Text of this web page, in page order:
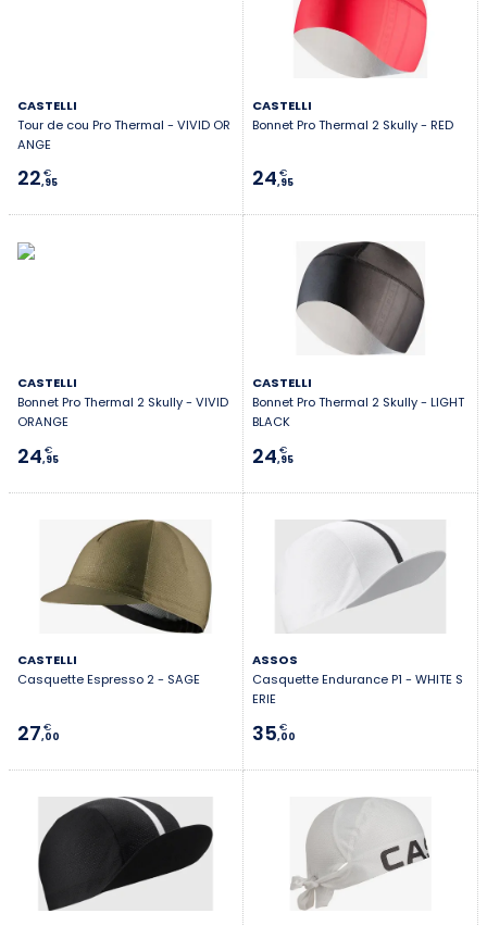
CASTELLI
Tour de cou Pro Thermal - VIVID OR
ANGE
22,95
€
CASTELLI
Bonnet Pro Thermal 2 Skully - RED
24,95
€
CASTELLI
Bonnet Pro Thermal 2 Skully - VIVID
ORANGE
24,95
€
CASTELLI
Bonnet Pro Thermal 2 Skully - LIGHT
BLACK
24,95
€
CASTELLI
Casquette Espresso 2 - SAGE
27,00
€
ASSOS
Casquette Endurance P1 - WHITE S
ERIE
35,00
€